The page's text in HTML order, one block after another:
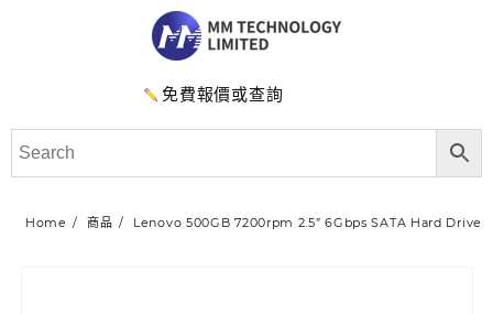
免費報價或查詢
Home 商品 Lenovo 500GB 7200rpm 2.5” 6Gbps SATA Hard Drive